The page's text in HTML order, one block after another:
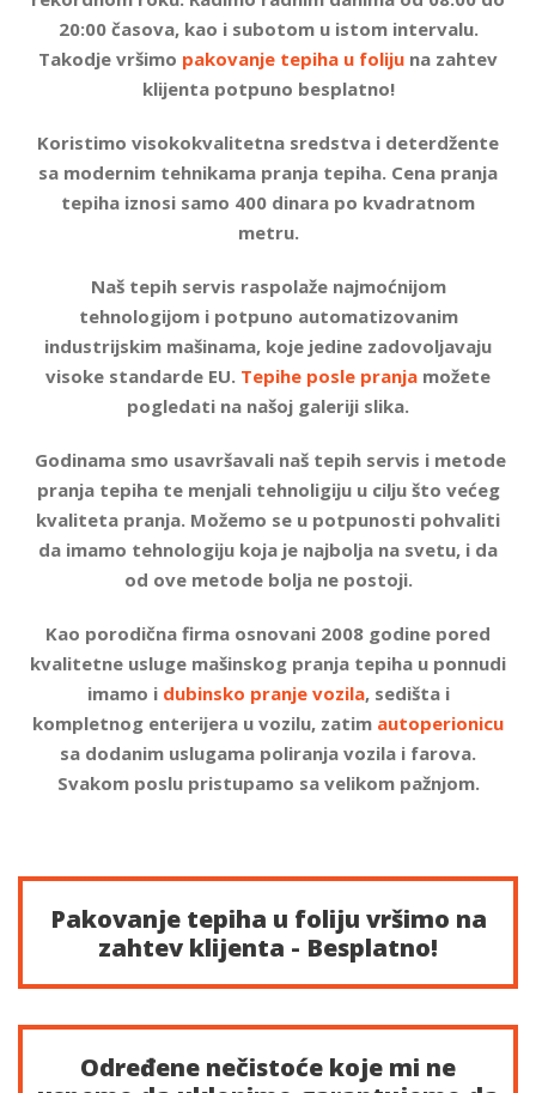
20:00 časova, kao i subotom u istom intervalu.
Takodje vršimo pakovanje tepiha u foliju na zahtev
klijenta potpuno besplatno!
Koristimo visokokvalitetna sredstva i deterdžente
sa modernim tehnikama pranja tepiha. Cena pranja
tepiha iznosi samo 400 dinara po kvadratnom
metru.
Naš tepih servis raspolaže najmoćnijom
tehnologijom i potpuno automatizovanim
industrijskim mašinama, koje jedine zadovoljavaju
visoke standarde EU. Tepihe posle pranja možete
pogledati na našoj galeriji slika.
Godinama smo usavršavali naš tepih servis i metode
pranja tepiha te menjali tehnoligiju u cilju što većeg
kvaliteta pranja. Možemo se u potpunosti pohvaliti
da imamo tehnologiju koja je najbolja na svetu, i da
od ove metode bolja ne postoji.
Kao porodična firma osnovani 2008 godine pored
kvalitetne usluge mašinskog pranja tepiha u ponnudi
imamo i dubinsko pranje vozila, sedišta i
kompletnog enterijera u vozilu, zatim autoperionicu
sa dodanim uslugama poliranja vozila i farova.
Svakom poslu pristupamo sa velikom pažnjom.
Pakovanje tepiha u foliju vršimo na
zahtev klijenta - Besplatno!
Određene nečistoće koje mi ne